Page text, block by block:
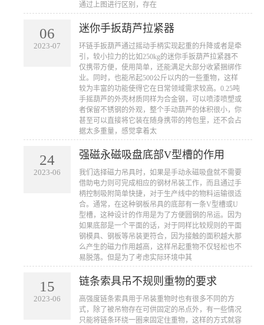
通过上图进行区别，存在
06
2023-07
迷你手扳葫芦拉紧器
​环链手扳葫芦通过摇动手柄实现起重的升降或者是牵
引，较小拉力的比如250kg的迷你手扳葫芦拉紧器不
仅携带方便，使用简单，还能满足大部分收紧捆绑作
业。同时，也能吊起500公斤以内的一些重物，这样
较为丰富的功能使得它在日常领域需求较高。0.25吨
手摇葫芦的外壳材质同样为合金钢，可以喷漆喷塑或
者保留不锈钢的外观，整个手动葫芦的体积很小，你
甚至可以直接将它装在随身携带的挎包里，还不会占
据太多重量，感觉拿着太
24
2023-06
强磁永磁吸盘底部V型槽的作用
​我们选择磁力吊具时，如果是手动永磁吸盘就不需要
借助电力则可完成相应的钢材吊装工作，而且通过手
柄控制吸附简单快捷，对于生产线中的物料运输很适
合。通常，在这种钢板吊具的底部有一条V型槽或U
型槽，这种设计的作用是为了方便圆钢的吊运。因为
如果底部是一个平面的话，对于同样比较规则的平面
钢模具、钢板等吊装更符合，因为接触的面积越大那
么产生的磁力作用越高，这样吊起重物不仅轻松也不
易脱落。但是为了考虑实际环境中其
15
2023-06
链条索具吊不规则重物的要求
​高强度链条索具用于吊装重物时也有很多不同的方
式，除了被吊物存在可供固定的吊点外，有一些情况
只能将链条环绕一圈来固定住重物，这样的方式就容